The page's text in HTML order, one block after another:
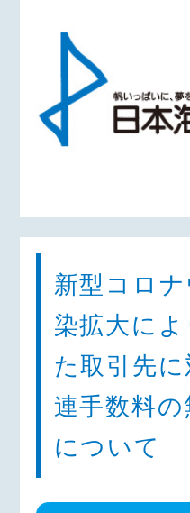
新型コロ
染拡大に
た取引先
連手数料
について